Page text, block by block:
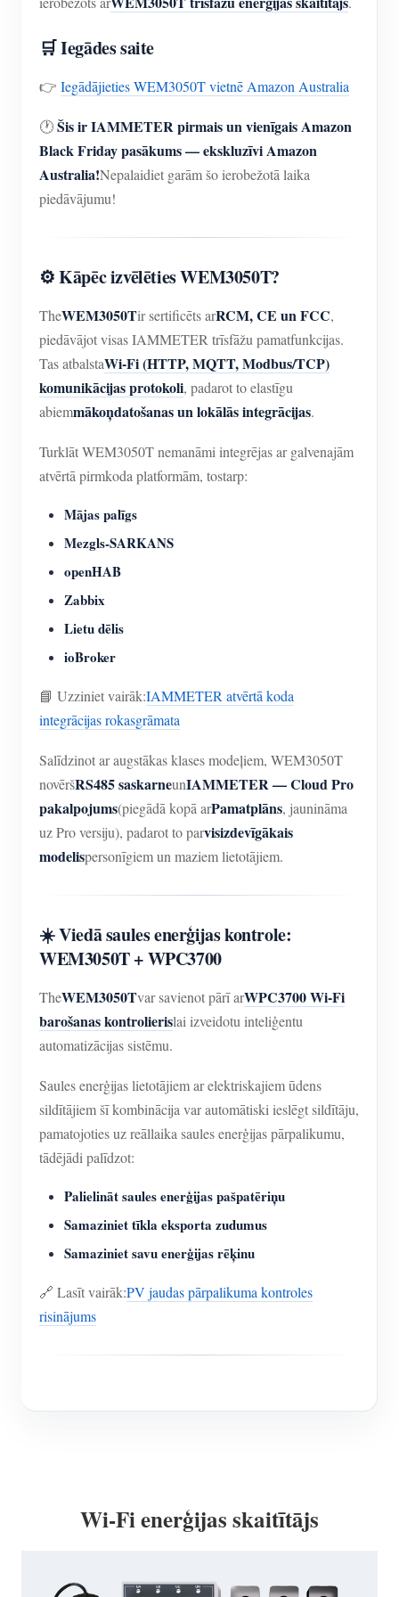
IAMMETER simulators
Virtuālais skaitītājs
Saules PV sistēmas enerģijas monitors
Elektrības patēriņa monitors
Rūpnīcas enerģijas uzraudzība
Veikals
Resursi
FAQ
Jaunumi
Blogi
Par mums
🛒 Iegādes saite
👉 Iegādājieties WEM3050T vietnē Amazon Australia
🕐Šis ir IAMMETER pirmais un vienīgais Amazon
Black Friday pasākums — ekskluzīvi Amazon
Australia!Nepalaidiet garām šo ierobežotā laika
piedāvājumu!
⚙️ Kāpēc izvēlēties WEM3050T?
TheWEM3050Tir sertificēts arRCM, CE un FCC,
piedāvājot visas IAMMETER trīsfāžu pamatfunkcijas.
Tas atbalstaWi-Fi (HTTP, MQTT, Modbus/TCP)
komunikācijas protokoli, padarot to elastīgu
abiemmākoņdatošanas un lokālās integrācijas.
Turklāt WEM3050T nemanāmi integrējas ar galvenajām
atvērtā pirmkoda platformām, tostarp:
Mājas palīgs
Mezgls-SARKANS
openHAB
Zabbix
Lietu dēlis
ioBroker
📘 Uzziniet vairāk:IAMMETER atvērtā koda
integrācijas rokasgrāmata
Salīdzinot ar augstākas klases modeļiem, WEM3050T
novēršRS485 saskarneunIAMMETER — Cloud Pro
pakalpojums(piegādā kopā arPamatplāns, jaunināma
uz Pro versiju), padarot to parvisizdevīgākais
modelispersonīgiem un maziem lietotājiem.
☀️ Viedā saules enerģijas kontrole:
WEM3050T + WPC3700
TheWEM3050Tvar savienot pārī arWPC3700 Wi-Fi
barošanas kontrolierislai izveidotu inteliģentu
automatizācijas sistēmu.
Saules enerģijas lietotājiem ar elektriskajiem ūdens
sildītājiem šī kombinācija var automātiski ieslēgt sildītāju,
pamatojoties uz reāllaika saules enerģijas pārpalikumu,
tādējādi palīdzot:
Palielināt saules enerģijas pašpatēriņu
Samaziniet tīkla eksporta zudumus
Samaziniet savu enerģijas rēķinu
🔗 Lasīt vairāk:PV jaudas pārpalikuma kontroles
risinājums
Wi-Fi enerģijas skaitītājs